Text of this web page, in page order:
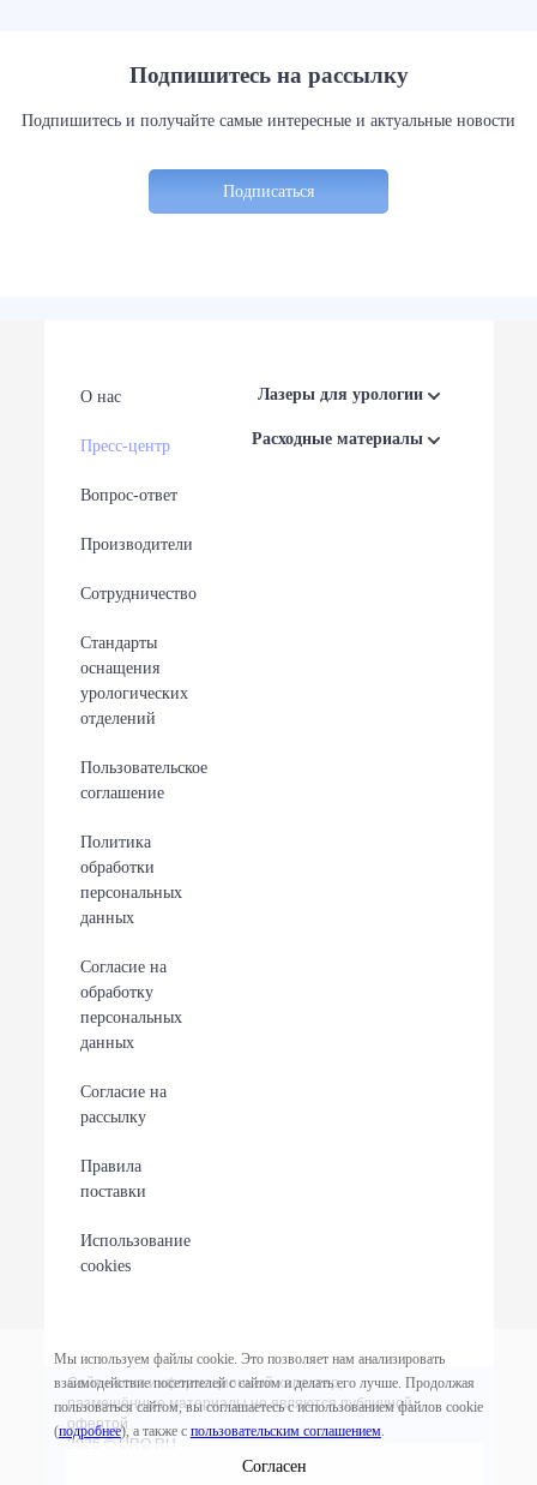
Подпишитесь на рассылку
Подпишитесь и получайте самые интересные и актуальные новости
Подписаться
О нас
Пресс-центр
Вопрос-ответ
Производители
Сотрудничество
Стандарты
оснащения
урологических
отделений
Пользовательское
соглашение
Политика
обработки
персональных
данных
Согласие на
обработку
персональных
данных
Согласие на
рассылку
Правила
поставки
Использование
cookies
Лазеры для урологии
Расходные материалы
Сайт носит информационный характер,
размещённые материалы не являются публичной
офертой
2026 © URO.RU
Мы используем файлы cookie. Это позволяет нам анализировать
взаимодействие посетителей с сайтом и делать его лучше. Продолжая
пользоваться сайтом, вы соглашаетесь с использованием файлов cookie
(подробнее), а также с пользовательским соглашением.
Согласен